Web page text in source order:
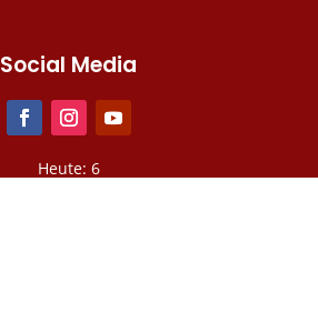
Social Media
Heute: 6